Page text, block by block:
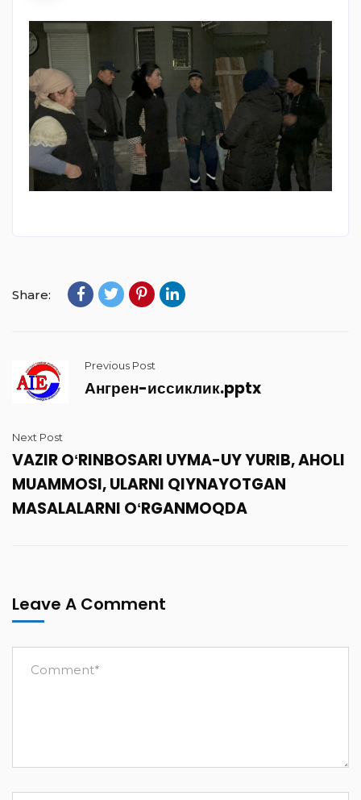
Share:
Previous Post
Ангрен-иссиклик.pptx
Next Post
VAZIR OʻRINBOSARI UYMA-UY YURIB, AHOLI
MUAMMOSI, ULARNI QIYNAYOTGAN
MASALALARNI OʻRGANMOQDA
Leave A Comment